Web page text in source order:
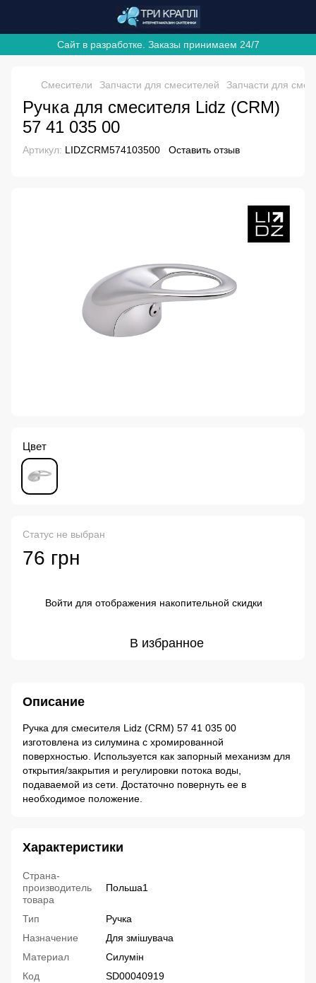
Сайт в разработке. Заказы принимаем 24/7
Смесители Запчасти для смесителей Запчасти для
Ручка для смесителя Lidz (CRM)
57 41 035 00
Артикул: LIDZCRM574103500 Оставить отзыв
Цвет
Статус не выбран
76 грн
Войти для отображения накопительной скидки
В избранное
Описание
Ручка для смесителя Lidz (CRM) 57 41 035 00
изготовлена из силумина с хромированной
поверхностью. Используется как запорный механизм для
открытия/закрытия и регулировки потока воды,
подаваемой из сети. Достаточно повернуть ее в
необходимое положение.
Характеристики
Страна-
производитель
товара
Польша1
Тип
Ручка
Назначение
Для змішувача
Материал
Силумін
Код
SD00040919